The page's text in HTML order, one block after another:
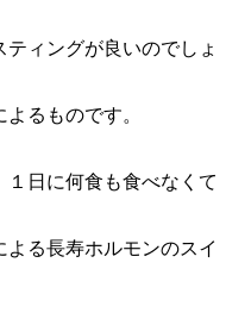
ィングが良いのでしょ
るものです。
日に何食も食べなくて
る長寿ホルモンのスイ